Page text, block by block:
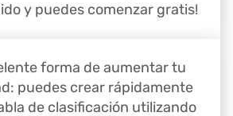
y puedes comenzar gratis!
forma de aumentar tu
puedes crear rápidamente
de clasificación utilizando